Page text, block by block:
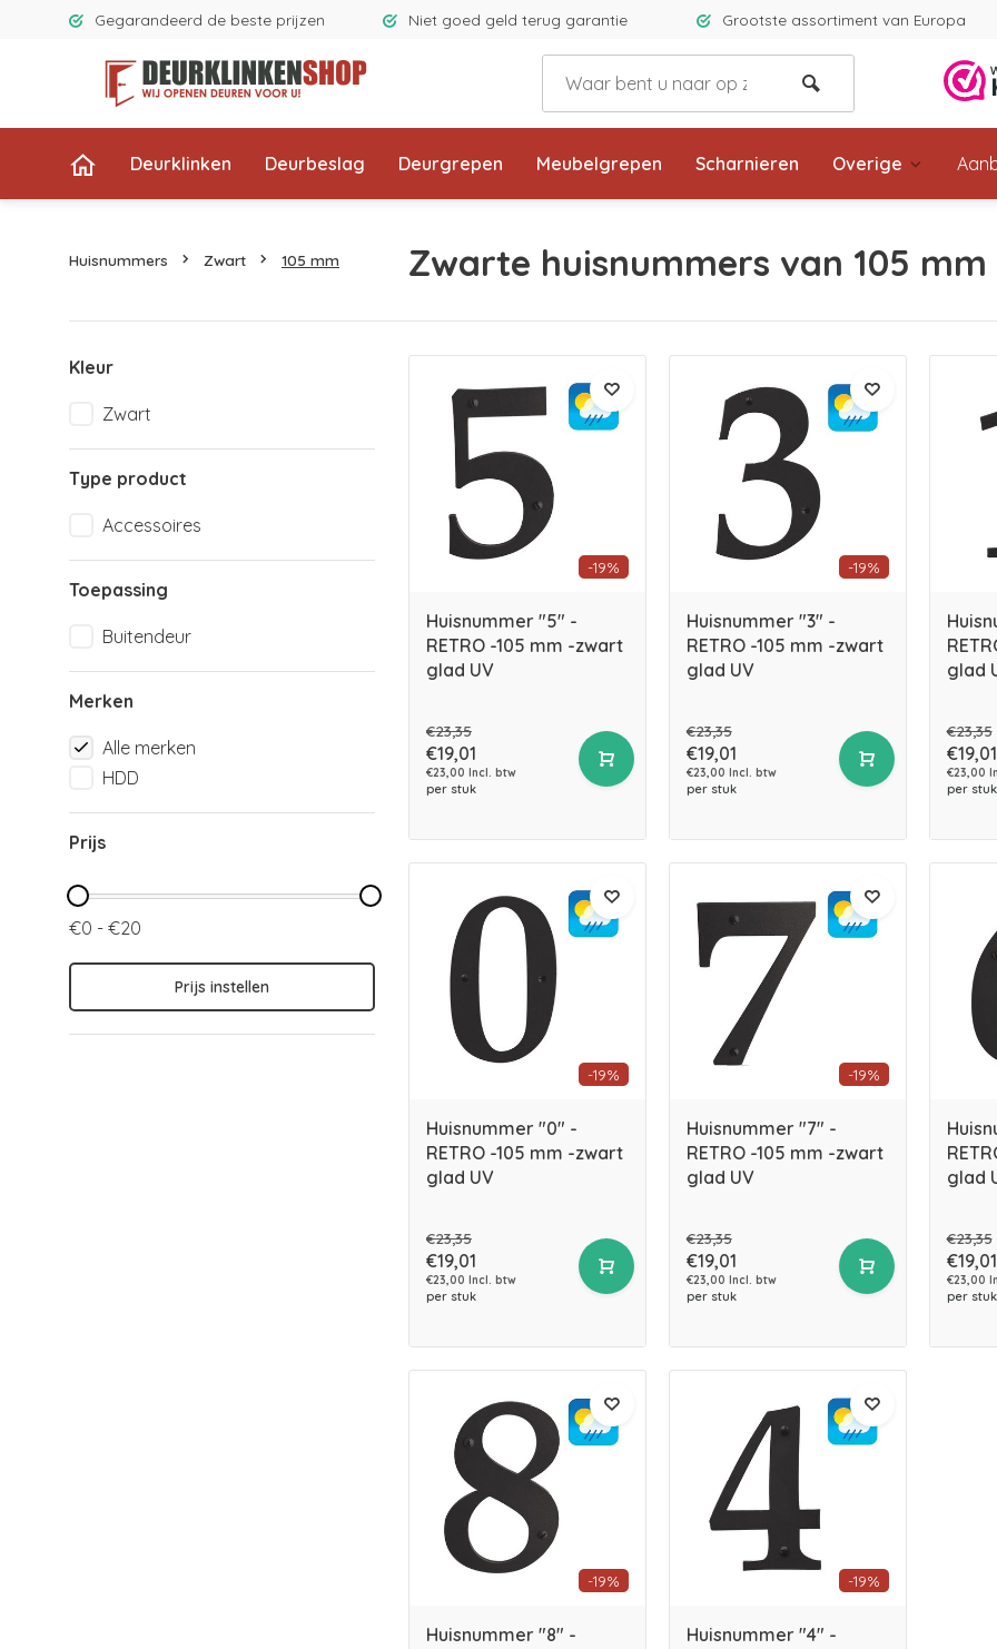
Gegarandeerd de beste prijzen Niet goed geld terug garantie Grootste assortiment van Europa
Deurklinken Deurbeslag Deurgrepen Meubelgrepen Scharnieren Overige
Huisnummers Zwart 105 mm Zwarte huisnummers van 105 mm
Kleur
Zwart
Type product
Accessoires
Toepassing
Buitendeur
Merken
Alle merken
HDD
Prijs
€0 - €20
Prijs instellen
-19%
Huisnummer "5" -
RETRO -105 mm -zwart
glad UV
€23,35
€19,01
€23,00 Incl. btw
per stuk
-19%
Huisnummer "3" -
RETRO -105 mm -zwart
glad UV
€23,35
€19,01
€23,00 Incl. btw
per stuk
glad
€23,35
€19,01
€23,00
per stuk
-19%
Huisnummer "0" -
RETRO -105 mm -zwart
glad UV
€23,35
€19,01
€23,00 Incl. btw
per stuk
-19%
Huisnummer "7" -
RETRO -105 mm -zwart
glad UV
€23,35
€19,01
€23,00 Incl. btw
per stuk
glad
€23,35
€19,01
€23,00
per stuk
-19%
Huisnummer "8" -
-19%
Huisnummer "4" -